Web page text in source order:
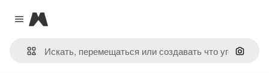
Close menu
Magnific
Поиск